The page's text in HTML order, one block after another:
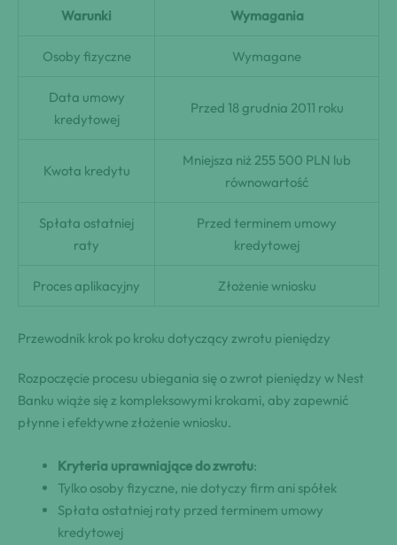
Warunki Wymagania
Osoby fizyczne Wymagane
Data umowy
kredytowej
Przed 18 grudnia 2011 roku
Kwota kredytu
Mniejsza niż 255 500 PLN lub
równowartość
Spłata ostatniej
raty
Przed terminem umowy
kredytowej
Proces aplikacyjny Złożenie wniosku
Przewodnik krok po kroku dotyczący zwrotu pieniędzy
Rozpoczęcie procesu ubiegania się o zwrot pieniędzy w Nest
Banku wiąże się z kompleksowymi krokami, aby zapewnić
płynne i efektywne złożenie wniosku.
Kryteria uprawniające do zwrotu:
Tylko osoby fizyczne, nie dotyczy firm ani spółek
Spłata ostatniej raty przed terminem umowy
kredytowej